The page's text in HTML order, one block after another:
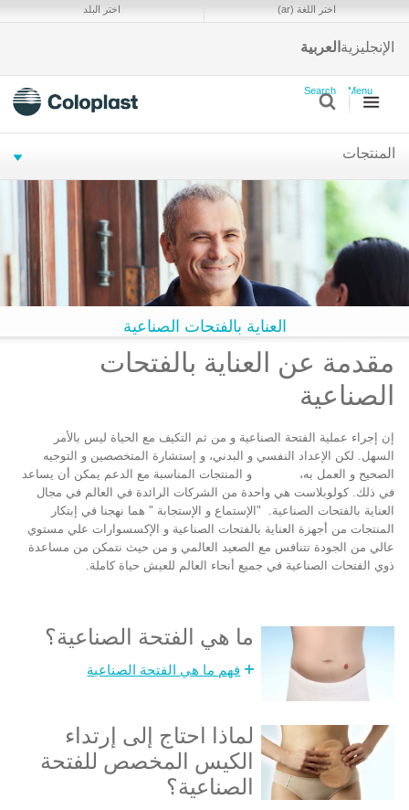
اختر البلد اختر اللغة (ar)
الإنجليزية العربية
Menu
Search
المنتجات
العناية بالفتحات الصناعية
مقدمة عن العناية بالفتحات
الصناعية
إن إجراء عملية الفتحة الصناعية و من ثم التكيف مع الحياة ليس بالأمر
السهل. لكن الإعداد النفسي و البدني، و إستشارة المتخصصين و التوجيه
الصحيح و العمل به، و المنتجات المناسبة مع الدعم يمكن أن يساعد
في ذلك. كولوبلاست هي واحدة من الشركات الرائدة في العالم في مجال
العناية بالفتحات الصناعية. "الإستماع و الإستجابة " هما نهجنا في إبتكار
المنتجات من أجهزة العناية بالفتحات الصناعية و الإكسسوارات علي مستوي
عالي من الجودة تتنافس مع الصعيد العالمي و من حيث نتمكن من مساعدة
ذوي الفتحات الصناعية في جميع أنحاء العالم للعيش حياة كاملة.
ما هي الفتحة الصناعية؟
فهم ما هي الفتحة الصناعية
لماذا أحتاج إلى إرتداء
الكيس المخصص للفتحة
الصناعية؟